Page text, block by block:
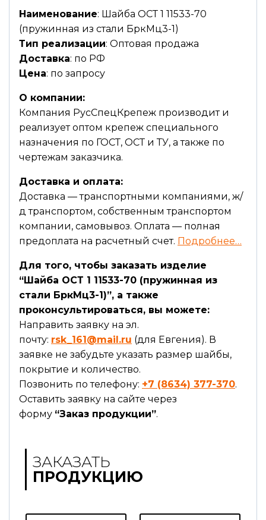
Наименование: Шайба ОСТ 1 11533-70
(пружинная из стали БркМц3-1)
Тип реализации: Оптовая продажа
Доставка: по РФ
Цена: по запросу
О компании:
Компания РусСпецКрепеж производит и
реализует оптом крепеж специального
назначения по ГОСТ, ОСТ и ТУ, а также по
чертежам заказчика.
Доставка и оплата:
Доставка — транспортными компаниями, ж/
д транспортом, собственным транспортом
компании, самовывоз. Оплата — полная
предоплата на расчетный счет. Подробнее…
Для того, чтобы заказать изделие
“Шайба ОСТ 1 11533-70 (пружинная из
стали БркМц3-1)”, а также
проконсультироваться, вы можете:
Направить заявку на эл.
почту: rsk_161@mail.ru (для Евгения). В
заявке не забудьте указать размер шайбы,
покрытие и количество.
Позвонить по телефону: +7 (8634) 377-370.
Оставить заявку на сайте через
форму “Заказ продукции”.
ЗАКАЗАТЬ
ПРОДУКЦИЮ
И
Э